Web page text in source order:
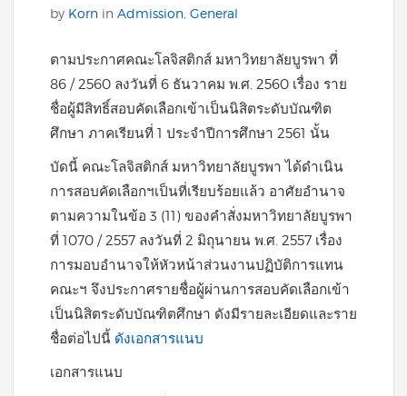
by Korn in Admission General
ตามประกาศคณะโลจิสติกส์ มหาวิทยาลัยบูรพา ที่
86 / 2560 ลงวันที่ 6 ธันวาคม พ.ศ. 2560 เรื่อง ราย
ชื่อผู้มีสิทธิ์สอบคัดเลือกเข้าเป็นนิสิตระดับบัณฑิต
ศึกษา ภาคเรียนที่ 1 ประจำปีการศึกษา 2561 นั้น
บัดนี้ คณะโลจิสติกส์ มหาวิทยาลัยบูรพา ได้ดำเนิน
การสอบคัดเลือกฯเป็นที่เรียบร้อยแล้ว อาศัยอำนาจ
ตามความในข้อ 3 (11) ของคำสั่งมหาวิทยาลัยบูรพา
ที่ 1070 / 2557 ลงวันที่ 2 มิถุนายน พ.ศ. 2557 เรื่อง
การมอบอำนาจให้หัวหน้าส่วนงานปฏิบัติการแทน
คณะฯ จึงประกาศรายชื่อผู้ผ่านการสอบคัดเลือกเข้า
เป็นนิสิตระดับบัณฑิตศึกษา ดังมีรายละเอียดและราย
ชื่อต่อไปนี้ ดังเอกสารแนบ
เอกสารแนบ